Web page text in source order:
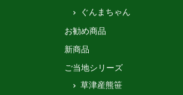
ぐんまちゃん
お勧め商品
新商品
ご当地シリーズ
草津産熊笹